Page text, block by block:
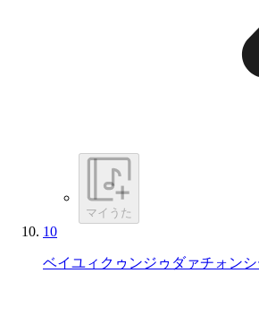
マイうた
10
ベイユィクゥンジゥダァチォンシ